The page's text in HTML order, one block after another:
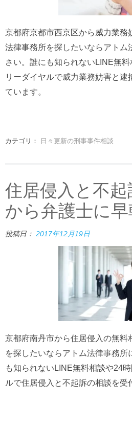
京都府京都市西京区から威力業務
法律事務所を探したいならアトム
さい。誰にも知られないLINE無
リーダイヤルで威力業務妨害と
ています。
カテゴリ： 日々更新の刑事事件相談
住居侵入と不
から弁護士に
投稿日： 2017年12月19日
京都府南丹市から住居侵入の無料
を探したいならアトム法律事務所
も知られないLINE無料相談や24
ルで住居侵入と不起訴の相談を受